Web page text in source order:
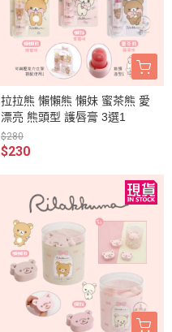
拉拉熊 懶懶熊 懶妹 蜜茶熊 愛
漂亮 熊頭型 護唇膏 3選1
$280
$230